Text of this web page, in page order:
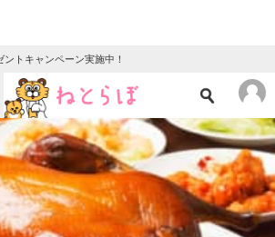
トキャンペーン実施中！
ニュース
クイズ